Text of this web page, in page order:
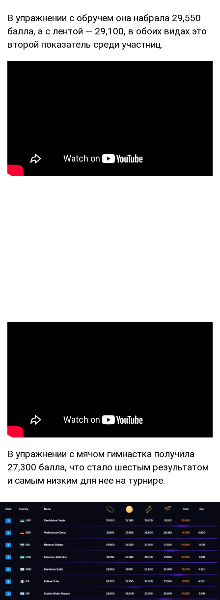
В упражнении с обручем она набрала 29,550
балла, а с лентой — 29,100, в обоих видах это
второй показатель среди участниц.
В упражнении с мячом гимнастка получила
27,300 балла, что стало шестым результатом
и самым низким для нее на турнире.